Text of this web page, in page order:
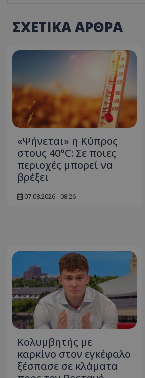
ΣΧΕΤΙΚΑ ΑΡΘΡΑ
«Ψήνεται» η Κύπρος
στους 40°C: Σε ποιες
περιοχές μπορεί να
βρέξει
07.08.2026 - 08:26
Κολυμβητής με
καρκίνο στον εγκέφαλο
ξέσπασε σε κλάματα